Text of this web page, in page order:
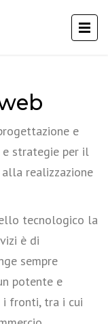
e
strategie per il
realizzazione
tecnologico la
è di
sempre
potente e
fronti, tra i cui